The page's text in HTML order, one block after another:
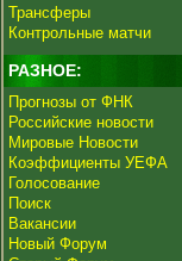
Трансферы
Контрольные матчи
РАЗНОЕ:
Прогнозы от ФНК
Российские новости
Мировые Новости
Коэффициенты УЕФА
Голосование
Поиск
Вакансии
Новый Форум